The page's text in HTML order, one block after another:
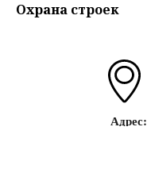
Охрана строек
Адрес: